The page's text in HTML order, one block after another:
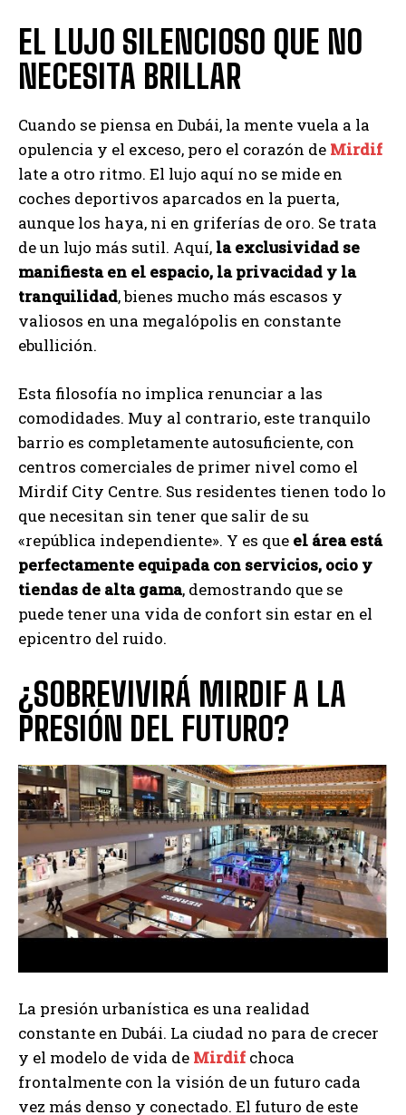
EL LUJO SILENCIOSO QUE NO
NECESITA BRILLAR
Cuando se piensa en Dubái, la mente vuela a la
opulencia y el exceso, pero el corazón de Mirdif
late a otro ritmo. El lujo aquí no se mide en
coches deportivos aparcados en la puerta,
aunque los haya, ni en griferías de oro. Se trata
de un lujo más sutil. Aquí, la exclusividad se
manifiesta en el espacio, la privacidad y la
tranquilidad, bienes mucho más escasos y
valiosos en una megalópolis en constante
ebullición.
Esta filosofía no implica renunciar a las
comodidades. Muy al contrario, este tranquilo
barrio es completamente autosuficiente, con
centros comerciales de primer nivel como el
Mirdif City Centre. Sus residentes tienen todo lo
que necesitan sin tener que salir de su
«república independiente». Y es que el área está
perfectamente equipada con servicios, ocio y
tiendas de alta gama, demostrando que se
puede tener una vida de confort sin estar en el
epicentro del ruido.
¿SOBREVIVIRÁ MIRDIF A LA
PRESIÓN DEL FUTURO?
La presión urbanística es una realidad
constante en Dubái. La ciudad no para de crecer
y el modelo de vida de Mirdif choca
frontalmente con la visión de un futuro cada
vez más denso y conectado. El futuro de este